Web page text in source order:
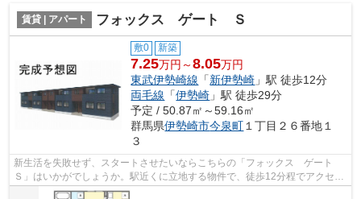
賃貸 | アパート フォックス ゲート Ｓ
敷0 新築
7.25万円～8.05万円
東武伊勢崎線 「新伊勢崎 」駅 徒歩12分
両毛線 「伊勢崎 」駅 徒歩29分
予定 / 50.87㎡～59.16㎡
群馬県伊勢崎市今泉町 １丁目２６番地１
３
新生活を失敗せず、スタートさせたいならこちらの「フォックス ゲート
Ｓ」はいかがでしょうか。駅近くに立地する物件で、徒歩12分程でアクセス
できます。住みやすさが満載でイチオ...